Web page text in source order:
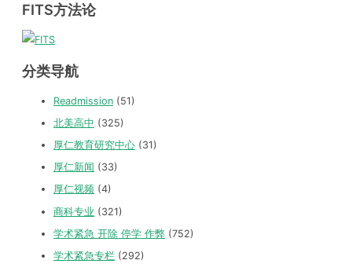
FITS方法论
分类导航
Readmission (51)
北美高中 (325)
厚仁教育研究中心 (31)
厚仁新闻 (33)
厚仁视频 (4)
商科专业 (321)
学术紧急 开除 停学 作弊 (752)
学术紧急专栏 (292)